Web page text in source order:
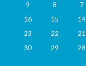
7
8
9
14
15
16
21
22
23
28
29
30